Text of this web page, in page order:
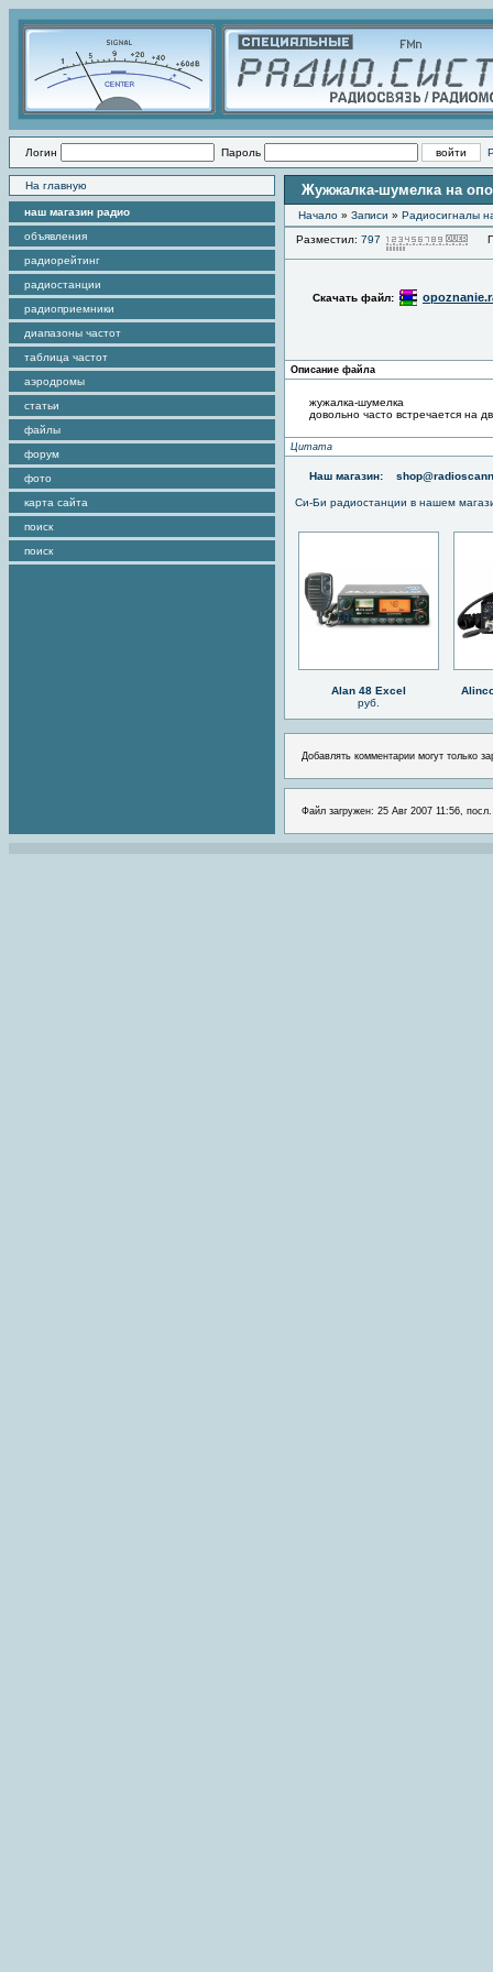
Логин Пароль
На главную
наш магазин радио
объявления
радиорейтинг
радиостанции
радиоприемники
диапазоны частот
таблица частот
аэродромы
статьи
файлы
форум
фото
карта сайта
поиск
поиск
Жужжалка-шумелка на
Начало » Записи » Радиоcигналы
Разместил: 797
Скачать файл:
Описание файла
жужалка-шумелка
довольно часто встречается на
Цитата
Наш магазин:
Си-Би радиостанции в нашем
Alan 48 Excel
руб.
Добавлять комментарии могут только
Файл загружен: 25 Авг 2007 11:56,